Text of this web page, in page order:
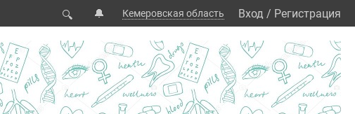
🔍 🔔 Кемеровская область Вход / Регистрация